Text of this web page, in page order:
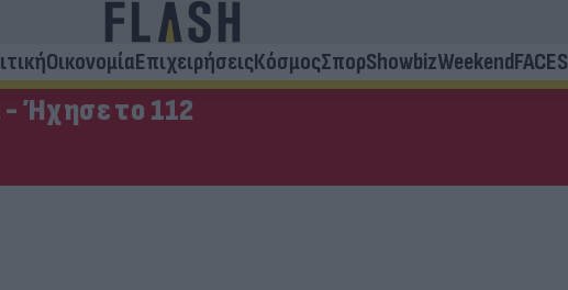
ΟικονομίαΕπιχειρήσειςΚόσμοςΣπορShowbizWeekendFACES
Ήχησε το 112